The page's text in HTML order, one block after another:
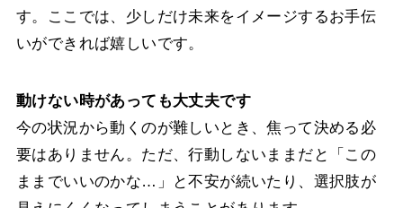
す。ここでは、少しだけ未来をイメージするお手伝
いができれば嬉しいです。
動けない時があっても大丈夫です
今の状況から動くのが難しいとき、焦って決める必
要はありません。ただ、行動しないままだと「この
ままでいいのかな…」と不安が続いたり、選択肢が